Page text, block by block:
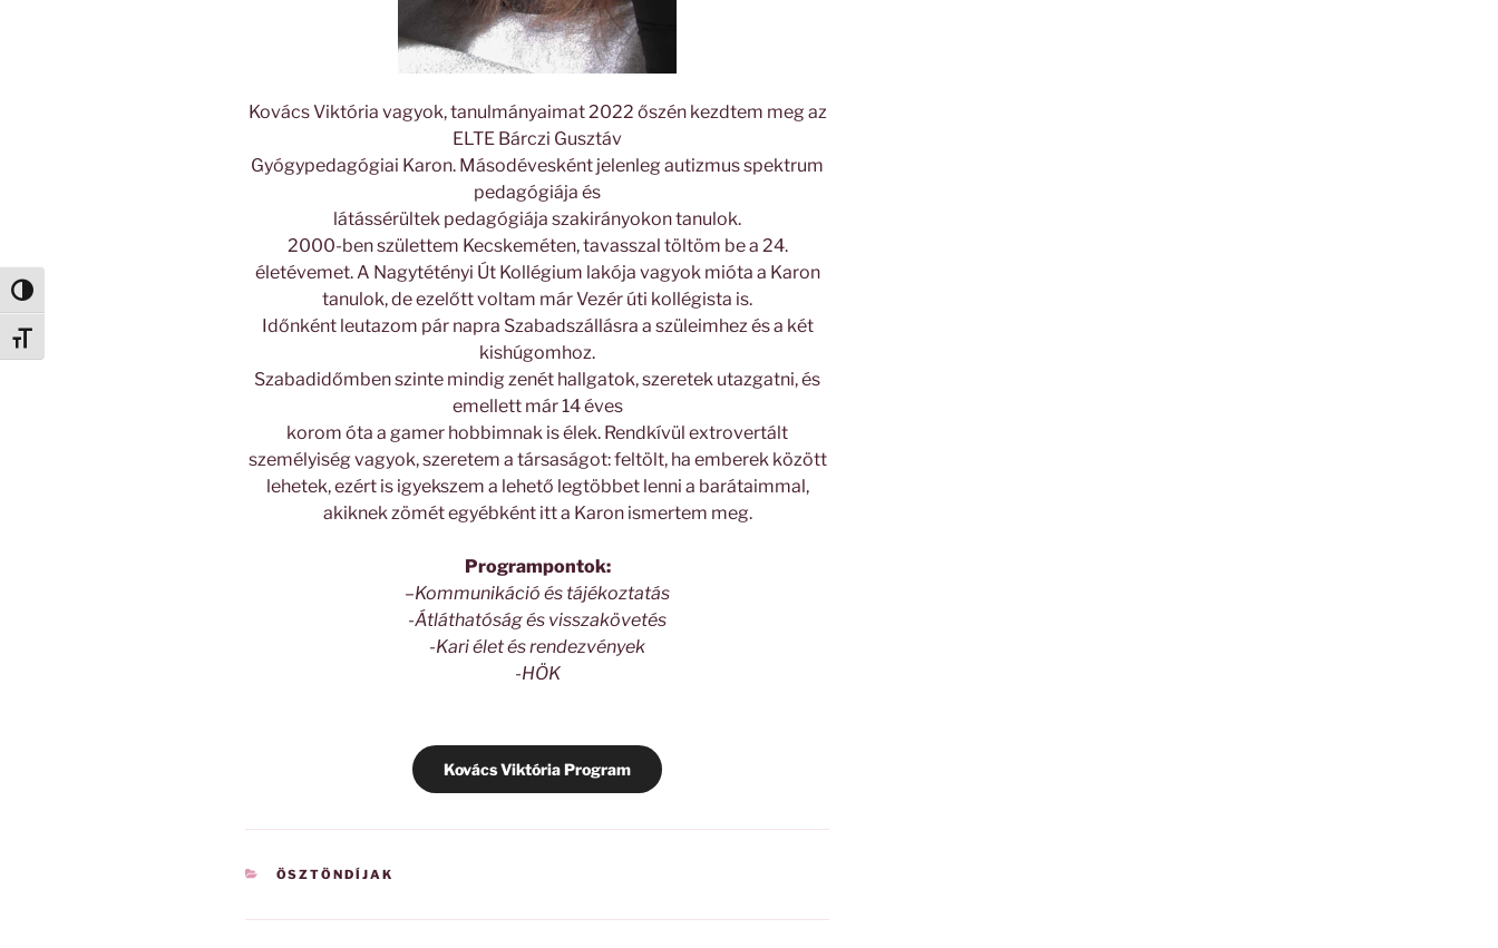
Nagy kontraszt váltása
Betűméret váltása
Kovács Viktória vagyok, tanulmányaimat 2022 őszén kezdtem meg az
ELTE Bárczi Gusztáv
Gyógypedagógiai Karon. Másodévesként jelenleg autizmus spektrum
pedagógiája és
látássérültek pedagógiája szakirányokon tanulok.
2000-ben születtem Kecskeméten, tavasszal töltöm be a 24.
életévemet. A Nagytétényi Út Kollégium lakója vagyok mióta a Karon
tanulok, de ezelőtt voltam már Vezér úti kollégista is.
Időnként leutazom pár napra Szabadszállásra a szüleimhez és a két
kishúgomhoz.
Szabadidőmben szinte mindig zenét hallgatok, szeretek utazgatni, és
emellett már 14 éves
korom óta a gamer hobbimnak is élek. Rendkívül extrovertált
személyiség vagyok, szeretem a társaságot: feltölt, ha emberek között
lehetek, ezért is igyekszem a lehető legtöbbet lenni a barátaimmal,
akiknek zömét egyébként itt a Karon ismertem meg.
Programpontok:
–Kommunikáció és tájékoztatás
-Átláthatóság és visszakövetés
-Kari élet és rendezvények
-HÖK
Kovács Viktória Program
KATEGÓRIÁK
ÖSZTÖNDÍJAK